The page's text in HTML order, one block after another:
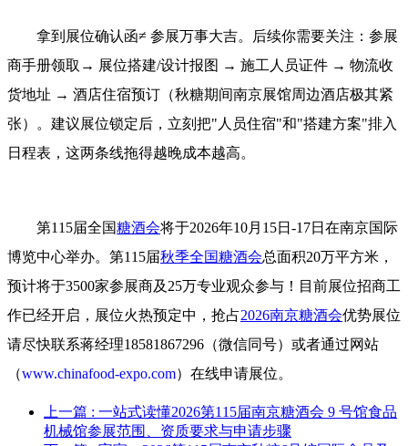
拿到展位确认函≠ 参展万事大吉。后续你需要关注：参展
商手册领取→ 展位搭建/设计报图 → 施工人员证件 → 物流收
货地址 → 酒店住宿预订（秋糖期间南京展馆周边酒店极其紧
张）。建议展位锁定后，立刻把"人员住宿"和"搭建方案"排入
日程表，这两条线拖得越晚成本越高。
第115届全国糖酒会将于2026年10月15日-17日在南京国际
博览中心举办。第115届秋季全国糖酒会总面积20万平方米，
预计将于3500家参展商及25万专业观众参与！目前展位招商工
作已经开启，展位火热预定中，抢占2026南京糖酒会优势展位
请尽快联系蒋经理18581867296（微信同号）或者通过网站
（www.chinafood-expo.com）在线申请展位。
上一篇 : 一站式读懂2026第115届南京糖酒会 9 号馆食品
机械馆参展范围、资质要求与申请步骤